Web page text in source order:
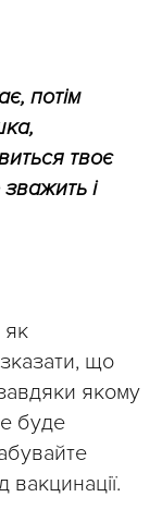
потім
твоє
і
як
що
якому
буде
вакцинації.